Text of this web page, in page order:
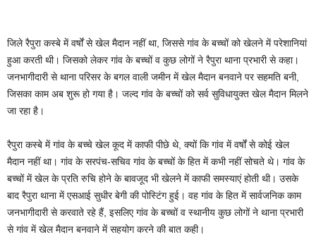
जिले रैपुरा कस्बे में वर्षों से खेल मैदान नहीं था, जिससे गांव के बच्चों को खेलने में परेशानियां
हुआ करती थी। जिसको लेकर गांव के बच्चों व कुछ लोगों ने रैपुरा थाना प्रभारी से कहा।
जनभागीदारी से थाना परिसर के बगल वाली जमीन में खेल मैदान बनवाने पर सहमति बनी,
जिसका काम अब शुरू हो गया है। जल्द गांव के बच्चों को सर्व सुविधायुक्त खेल मैदान मिलने
जा रहा है।
रैपुरा कस्बे में गांव के बच्चे खेल कूद में काफी पीछे थे, क्यों कि गांव में वर्षों से कोई खेल
मैदान नहीं था। गांव के सरपंच-सचिव गांव के बच्चों के हित में कभी नहीं सोचते थे। गांव के
बच्चों में खेल के प्रति रुचि होने के बावजूद भी खेलने में काफी समस्याएं होती थी। उसके
बाद रैपुरा थाना में एसआई सुधीर बेगी की पोस्टिंग हुई। वह गांव के हित में सार्वजनिक काम
जनभागीदारी से करवाते रहे हैं, इसलिए गांव के बच्चों व स्थानीय कुछ लोगों ने थाना प्रभारी
से गांव में खेल मैदान बनवाने में सहयोग करने की बात कही।